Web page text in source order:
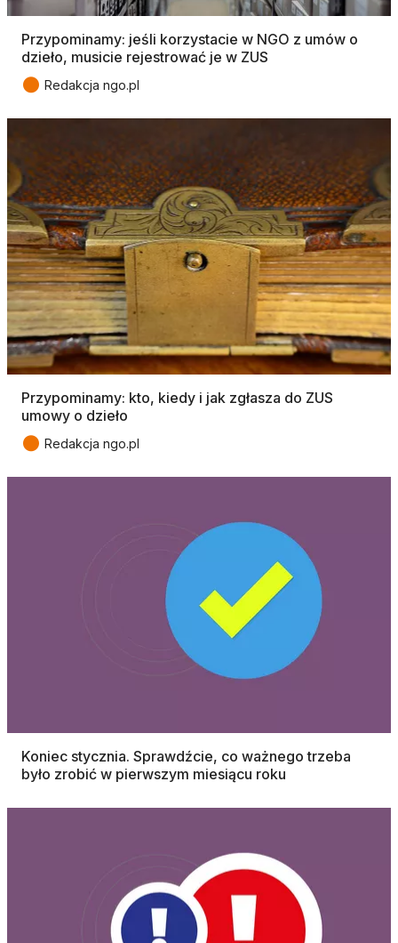
Przypominamy: jeśli korzystacie w NGO z umów o
dzieło, musicie rejestrować je w ZUS
● Redakcja ngo.pl
Przypominamy: kto, kiedy i jak zgłasza do ZUS
umowy o dzieło
● Redakcja ngo.pl
Koniec stycznia. Sprawdźcie, co ważnego trzeba
było zrobić w pierwszym miesiącu roku